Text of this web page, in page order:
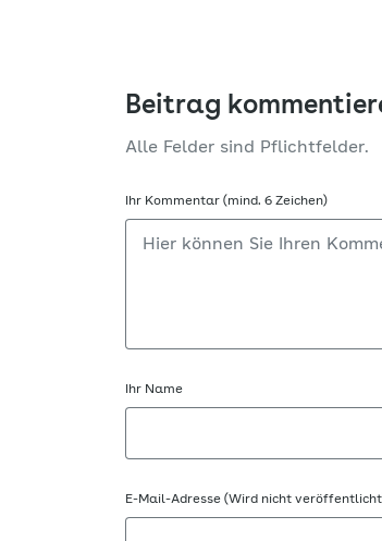
Beitrag
Alle Felder sind Pflichtfelder.
Ihr Kommentar (mind. 6 Zeichen)
Ihr Name
E-Mail-Adresse (Wird nicht